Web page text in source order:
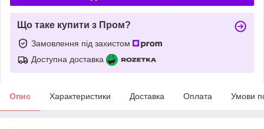
Що таке купити з Пром?
Замовлення під захистом
Доступна доставка
Опис Характеристики Доставка Оплата Умови